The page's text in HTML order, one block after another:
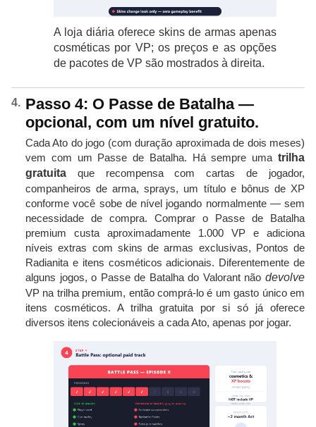
A loja diária oferece skins de armas apenas
cosméticas por VP; os preços e as opções
de pacotes de VP são mostrados à direita.
Passo 4: O Passe de Batalha —
opcional, com um nível gratuito.
Cada Ato do jogo (com duração aproximada de dois meses)
vem com um Passe de Batalha. Há sempre uma trilha
gratuita que recompensa com cartas de jogador,
companheiros de arma, sprays, um título e bônus de XP
conforme você sobe de nível jogando normalmente — sem
necessidade de compra. Comprar o Passe de Batalha
premium custa aproximadamente 1.000 VP e adiciona
níveis extras com skins de armas exclusivas, Pontos de
Radianita e itens cosméticos adicionais. Diferentemente de
alguns jogos, o Passe de Batalha do Valorant não devolve
VP na trilha premium, então comprá-lo é um gasto único em
itens cosméticos. A trilha gratuita por si só já oferece
diversos itens colecionáveis ​​a cada Ato, apenas por jogar.